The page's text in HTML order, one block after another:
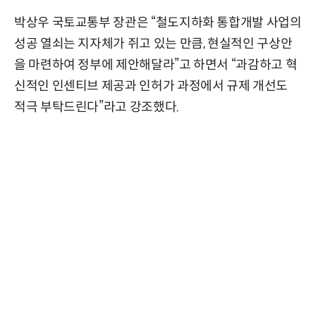
박상우 국토교통부 장관은 “철도지하화 통합개발 사업의
성공 열쇠는 지자체가 쥐고 있는 만큼, 현실적인 구상안
을 마련하여 정부에 제안해달라”고 하면서 “과감하고 혁
신적인 인센티브 제공과 인허가 과정에서 규제 개선도
적극 부탁드린다”라고 강조했다.